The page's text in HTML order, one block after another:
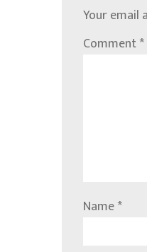
Your email
Comment*
Name*